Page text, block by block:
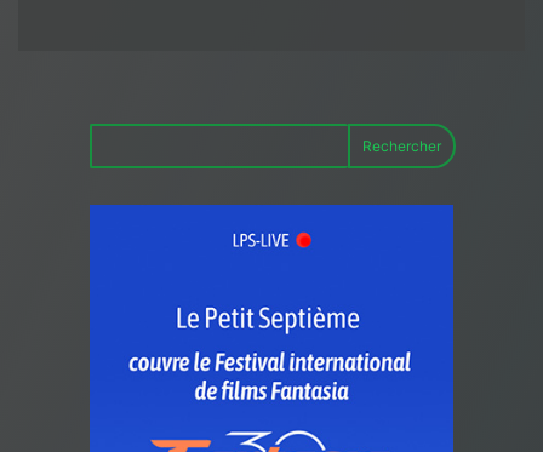
Rechercher